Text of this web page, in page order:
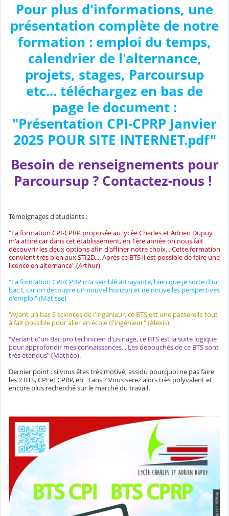
Pour plus d'informations, une
présentation complète de notre
formation : emploi du temps,
calendrier de l'alternance,
projets, stages, Parcoursup
etc... téléchargez en bas de
page le document :
"Présentation CPI-CPRP Janvier
2025 POUR SITE INTERNET.pdf"
Besoin de renseignements pour
Parcoursup ? Contactez-nous !
Témoignages d'étudiants :
"La formation CPI-CPRP proposée au lycée Charles et Adrien Dupuy
m'a attiré car dans cet établissement, en 1ère année on nous fait
découvrir les deux options afin d'affiner notre choix... Cette formation
convient très bien aux STI2D.... Après ce BTS il est possible de faire une
licence en alternance" (Arthur)
"La formation CPI/CPRP m'a semblé attrayante, bien que je sorte d'un
bac L car on découvre un nouvel horizon et de nouvelles perspectives
d'emploi" (Matisse)
"Ayant un bac S sciences de l'ingénieur, ce BTS est une passerelle tout
à fait possible pour aller en école d'ingénieur" (Alexis)
"Venant d'un Bac pro technicien d'usinage, ce BTS est la suite logique
pour approfondir mes connaissances... Les débouchés de ce BTS sont
très étendus" (Mathéo).
Dernier point : si vous êtes très motivé, assidu pourquoi ne pas faire
les 2 BTS, CPI et CPRP, en 3 ans ? Vous serez alors très polyvalent et
encore plus recherché sur le marché du travail.